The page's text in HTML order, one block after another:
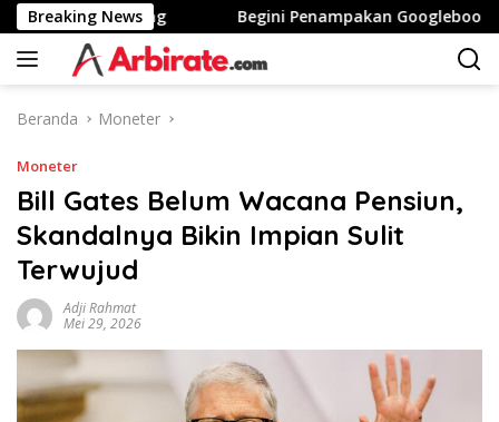
Langsung
ke
konten
Breaking News
Stunting Begini Penampakan Googlebook Bikinan
Beranda Moneter
Moneter
Bill Gates Belum Wacana Pensiun,
Skandalnya Bikin Impian Sulit
Terwujud
Adji Rahmat
Mei 29, 2026